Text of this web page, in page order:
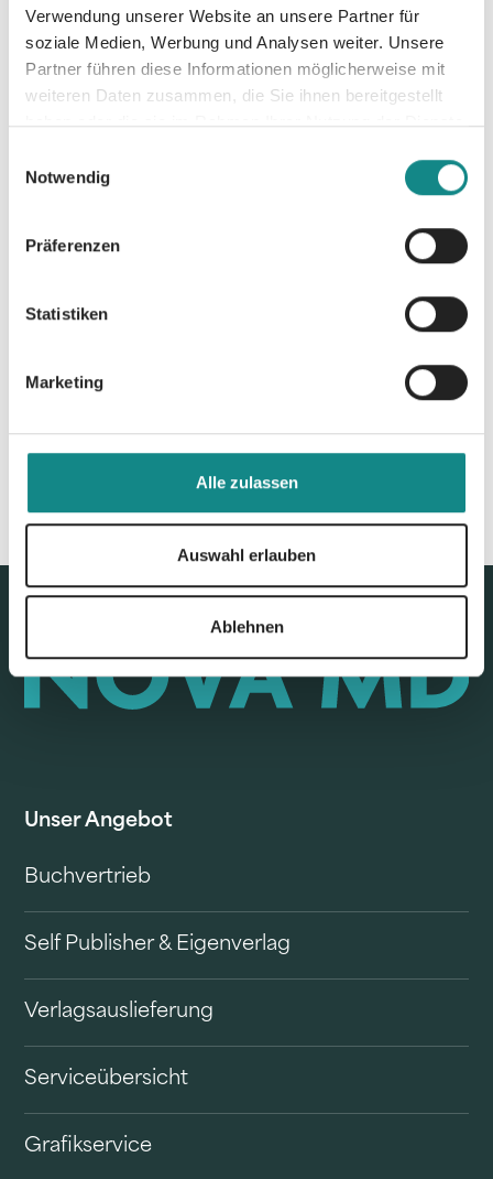
Verwendung unserer Website an unsere Partner für
soziale Medien, Werbung und Analysen weiter. Unsere
Partner führen diese Informationen möglicherweise mit
weiteren Daten zusammen, die Sie ihnen bereitgestellt
haben oder die sie im Rahmen Ihrer Nutzung der Dienste
Notwendig
Präferenzen
Statistiken
Marketing
Alle zulassen
Auswahl erlauben
Ablehnen
Informationen
Unser Angebot
Buchvertrieb
Self Publisher & Eigenverlag
Verlagsauslieferung
Serviceübersicht
Grafikservice